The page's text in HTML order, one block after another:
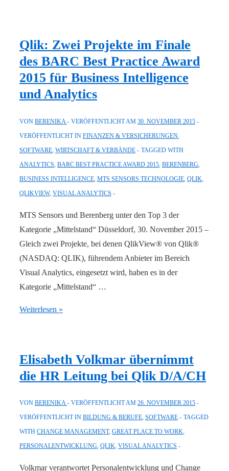
–
gemeinsame
Datenindizierungs-
Engine
zweiten
Generation
für
alle
Qlik-
Produkte
Qlik: Zwei Projekte im Finale
des BARC Best Practice Award
2015 für Business Intelligence
und Analytics
VON BERENIKA VERÖFFENTLICHT AM 30. NOVEMBER 2015
VERÖFFENTLICHT IN FINANZEN & VERSICHERUNGEN,
SOFTWARE, WIRTSCHAFT & VERBÄNDE
TAGGED WITH
ANALYTICS, BARC BEST PRACTICE AWARD 2015, BERENBERG,
BUSINESS INTELLIGENCE, MTS SENSORS TECHNOLOGIE, QLIK,
QLIKVIEW, VISUAL ANALYTICS
MTS Sensors und Berenberg unter den Top 3 der
Kategorie „Mittelstand“ Düsseldorf, 30. November 2015 –
Gleich zwei Projekte, bei denen QlikView® von Qlik®
(NASDAQ: QLIK), führendem Anbieter im Bereich
Visual Analytics, eingesetzt wird, haben es in der
Kategorie „Mittelstand“ …
Qlik:
Finale
des
für
Weiterlesen »
Elisabeth Volkmar übernimmt
die HR Leitung bei Qlik D/A/CH
VON BERENIKA VERÖFFENTLICHT AM 26. NOVEMBER 2015
VERÖFFENTLICHT IN BILDUNG & BERUFE, SOFTWARE
TAGGED
WITH CHANGE MANAGEMENT, GREAT PLACE TO WORK,
PERSONALENTWICKLUNG, QLIK, VISUAL ANALYTICS
Volkmar verantwortet Personalentwicklung und Change